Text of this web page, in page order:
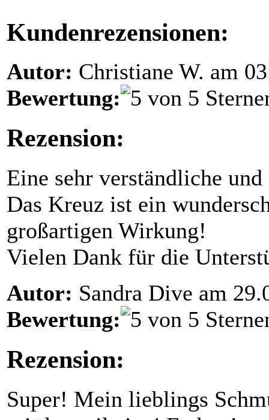
Kundenrezensionen:
Autor: Christiane W. am
Bewertung:
Rezension:
Eine sehr verständliche
Das Kreuz ist ein
großartigen Wirkung!
Vielen Dank für die
Autor: Sandra Dive am
Bewertung:
Rezension:
Super! Mein lieblings